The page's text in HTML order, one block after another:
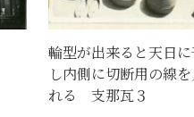
輪型が出来ると天日
し内側に切断用の線を
れる 支那瓦３